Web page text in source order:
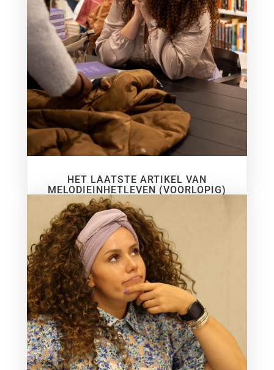
HET LAATSTE ARTIKEL VAN
MELODIEINHETLEVEN (VOORLOPIG)